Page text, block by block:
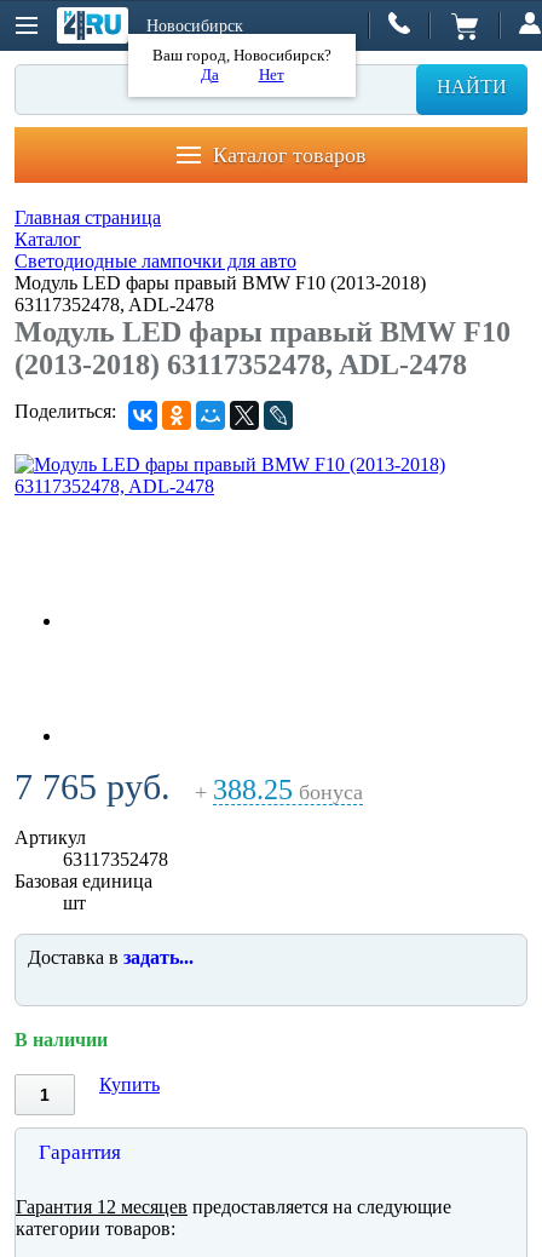
Новосибирск
Ваш город, Новосибирск?
Да
Нет
НАЙТИ
Каталог товаров
Главная страница
Каталог
Светодиодные лампочки для авто
Модуль LED фары правый BMW F10 (2013-2018)
63117352478, ADL-2478
Модуль LED фары правый BMW F10
(2013-2018) 63117352478, ADL-2478
Поделиться:
7 765 руб. + 388.25 бонуса
Артикул
63117352478
Базовая единица
шт
Доставка в задать...
В наличии
Купить
Гарантия
Гарантия 12 месяцев предоставляется на следующие
категории товаров: